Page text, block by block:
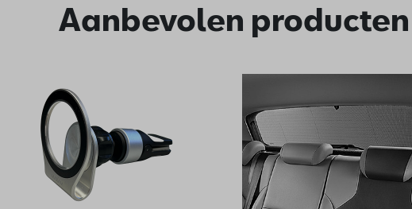
Aanbevolen producten